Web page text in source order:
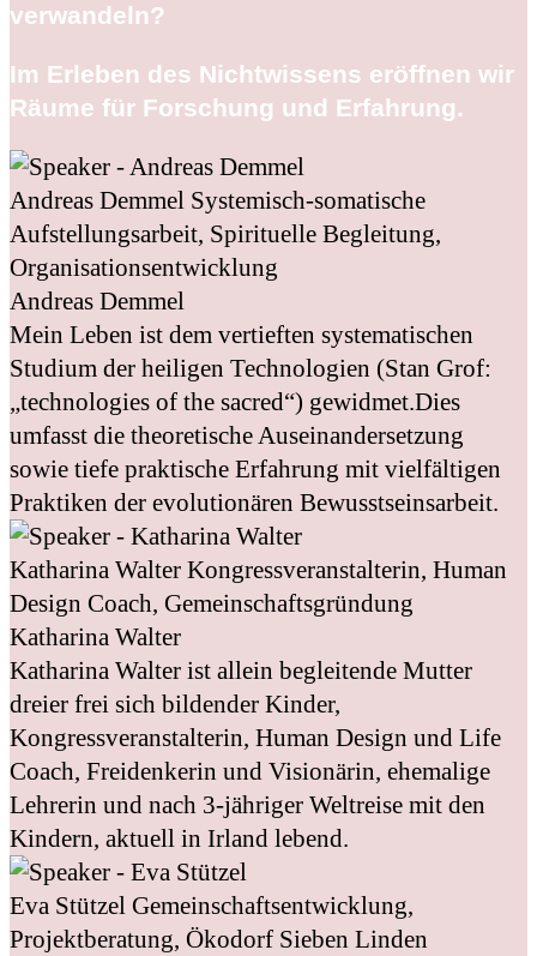
verwandeln?
Im Erleben des Nichtwissens eröffnen wir
Räume für Forschung und Erfahrung.
Andreas Demmel Systemisch-somatische
Aufstellungsarbeit, Spirituelle Begleitung,
Organisationsentwicklung
Andreas Demmel
Mein Leben ist dem vertieften systematischen
Studium der heiligen Technologien (Stan Grof:
„technologies of the sacred“) gewidmet.Dies
umfasst die theoretische Auseinandersetzung
sowie tiefe praktische Erfahrung mit vielfältigen
Praktiken der evolutionären Bewusstseinsarbeit.
Katharina Walter Kongressveranstalterin, Human
Design Coach, Gemeinschaftsgründung
Katharina Walter
Katharina Walter ist allein begleitende Mutter
dreier frei sich bildender Kinder,
Kongressveranstalterin, Human Design und Life
Coach, Freidenkerin und Visionärin, ehemalige
Lehrerin und nach 3-jähriger Weltreise mit den
Kindern, aktuell in Irland lebend.
Eva Stützel Gemeinschaftsentwicklung,
Projektberatung, Ökodorf Sieben Linden